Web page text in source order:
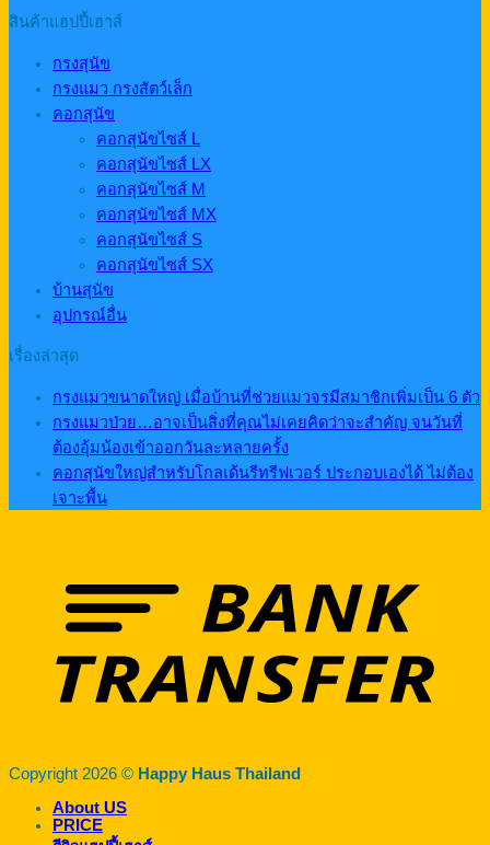
สินค้าแฮปปี้เฮาส์
กรงสุนัข
กรงแมว กรงสัตว์เล็ก
คอกสุนัข
คอกสุนัขไซส์ L
คอกสุนัขไซส์ LX
คอกสุนัขไซส์ M
คอกสุนัขไซส์ MX
คอกสุนัขไซส์ S
คอกสุนัขไซส์ SX
บ้านสุนัข
อุปกรณ์อื่น
เรื่องล่าสุด
กรงแมวขนาดใหญ่ เมื่อบ้านที่ช่วยแมวจรมีสมาชิกเพิ่มเป็น 6 ตัว
กรงแมวป่วย…อาจเป็นสิ่งที่คุณไม่เคยคิดว่าจะสำคัญ จนวันที่
ต้องอุ้มน้องเข้าออกวันละหลายครั้ง
คอกสุนัขใหญ่สำหรับโกลเด้นรีทรีฟเวอร์ ประกอบเองได้ ไม่ต้อง
เจาะพื้น
Copyright 2026 © Happy Haus Thailand
About US
PRICE